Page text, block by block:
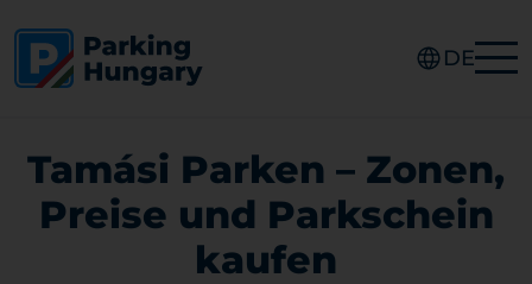
DE
Tamási Parken – Zonen,
Preise und Parkschein
kaufen